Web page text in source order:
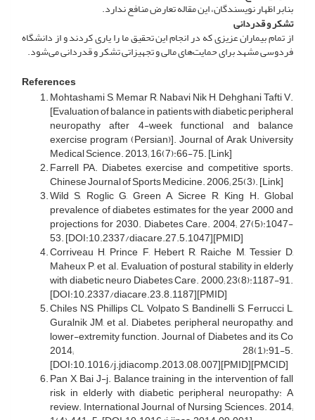
بنابر اظهار نویسندگان، این مقاله تعارض منافع ندارد.
تشکر و قدردانی
از تمام بیماران عزیزی که در انجام این تحقیق ما را یاری کردند و از دانشگاه
فردوسی مشهد برای حمایت‌های مالی و تجهیزاتی تشکر و قدردانی می‌‌شود.
References
Mohtashami S, Memar R, Nabavi Nik H, Dehghani Tafti V.
[Evaluation of balance in patients with diabetic peripheral
neuropathy after 4-week functional and balance
exercise program (Persian)]. Journal of Arak University
Medical Science. 2013; 16(7):66-75. [Link]
Farrell PA. Diabetes, exercise and competitive sports.
Chinese Journal of Sports Medicine. 2006; 25(3). [Link]
Wild S, Roglic G, Green A, Sicree R, King H. Global
prevalence of diabetes estimates for the year 2000 and
projections for 2030. Diabetes Care. 2004; 27(5):1047-
53. [DOI:10.2337/diacare.27.5.1047][PMID]
Corriveau H, Prince F, Hebert R, Raiche M, Tessier D,
Maheux P, et al. Evaluation of postural stability in elderly
with diabetic neuro Diabetes Care. 2000; 23(8):1187-91.
[DOI:10.2337/diacare.23.8.1187][PMID]
Chiles NS, Phillips CL, Volpato S, Bandinelli S, Ferrucci L,
Guralnik JM, et al. Diabetes, peripheral neuropathy, and
lower-extremity function. Journal of Diabetes and its Co
2014; 28(1):91-5.
[DOI:10.1016/j.jdiacomp.2013.08.007][PMID][PMCID]
Pan X, Bai J-j. Balance training in the intervention of fall
risk in elderly with diabetic peripheral neuropathy: A
review. International Journal of Nursing Sciences. 2014;